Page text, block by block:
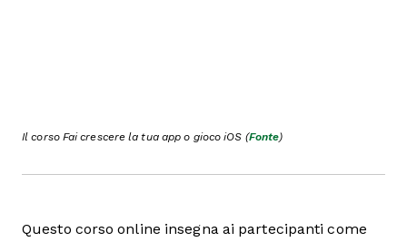
Il corso Fai crescere la tua app o gioco iOS (Fonte)
Questo corso online insegna ai partecipanti come